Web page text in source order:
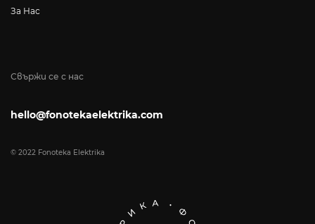
Свържи се с нас
hello@fonotekaelektrika.com
© 2022 Fonoteka Elektrika
За Нас